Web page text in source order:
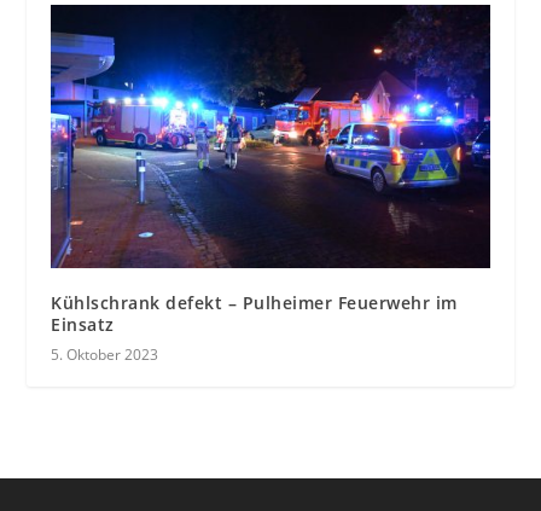
Kühlschrank defekt – Pulheimer Feuerwehr im
Einsatz
5. Oktober 2023